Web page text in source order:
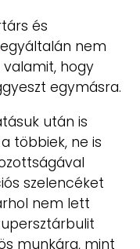
és
nem
hogy
egymásra.
után is
többiek, ne is
szelencéket
nem lett
munkára, mint